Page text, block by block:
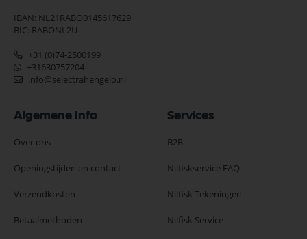
IBAN: NL21RABO0145617629
BIC: RABONL2U
+31 (0)74-2500199
+31630757204
info@selectrahengelo.nl
Algemene Info
Over ons
Openingstijden en contact
Verzendkosten
Betaalmethoden
Services
B2B
Nilfiskservice FAQ
Nilfisk Tekeningen
Nilfisk Service